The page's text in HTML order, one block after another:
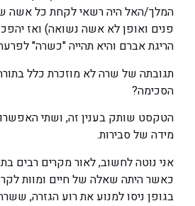
המלך/האל היה רשאי לקחת כל
פנים ואופן לא אשה נשואה) ואז
הריגת אברם והיא תהייה "כשרה"
תגובתה של שרה לא מוזכרת כלל
הסכימה?
הטקסט שותק בענין זה, ושתי
מידה של סבירות.
אני נוטה לחשוב, לאור מקרים רבים
כאשר היתה שאלה של חיים ומוות
בגופן ניסו למנוע את רוע הגזרה,